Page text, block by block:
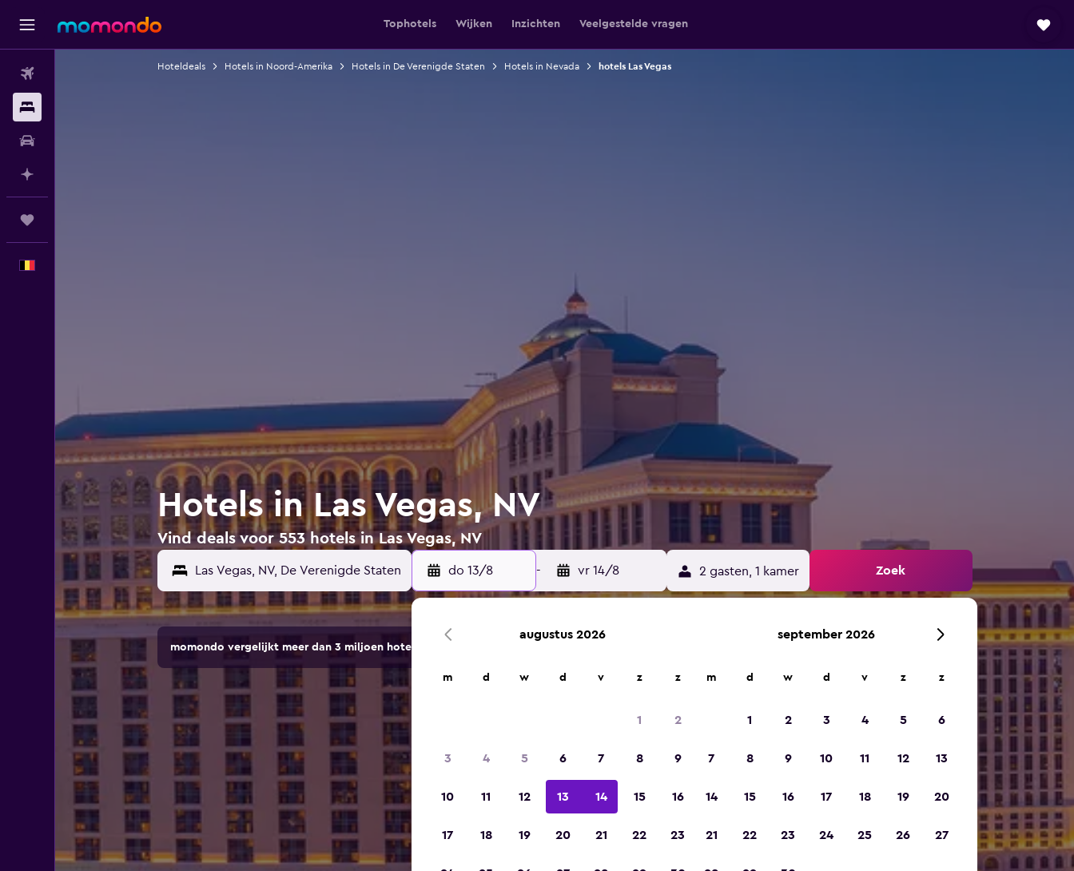
Tophotels Wijken Inzichten Veelgestelde vragen
Hoteldeals Hotels in Noord-Amerika Hotels in De Verenigde Staten Hotels in Nevada hotels Las Vegas
Hotels in Las Vegas, NV
Vind deals voor 553 hotels in Las Vegas, NV
do 13/8 - vr 14/8 2 gasten, 1 kamer Zoek
momondo vergelijkt meer dan 3 miljoen hotels en accommodaties.
augustus 2026
m d w d v z z
1 2
3 4 5 6 7 8 9
10 11 12 13 14 15 16
17 18 19 20 21 22 23
september 2026
m d w d v z z
1 2 3 4 5 6
7 8 9 10 11 12 13
14 15 16 17 18 19 20
21 22 23 24 25 26 27